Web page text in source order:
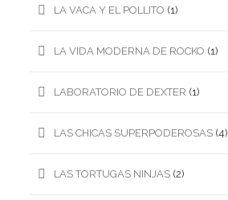
LA VACA Y EL POLLITO (1)
LA VIDA MODERNA DE ROCKO (1)
LABORATORIO DE DEXTER (1)
LAS CHICAS SUPERPODEROSAS (4)
LAS TORTUGAS NINJAS (2)